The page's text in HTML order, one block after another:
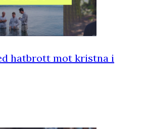
hatbrott mot kristna i